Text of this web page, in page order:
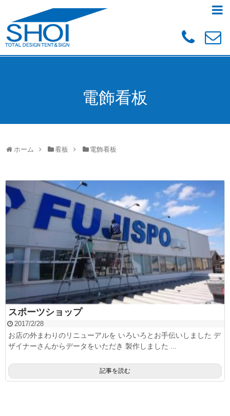
電飾看板
ホーム 看板 電飾看板
スポーツショップ
2017/2/28
お店の外まわりのリニューアルを いろいろとお手伝いしました デ
ザイナーさんからデータをいただき 製作しました ...
記事を読む